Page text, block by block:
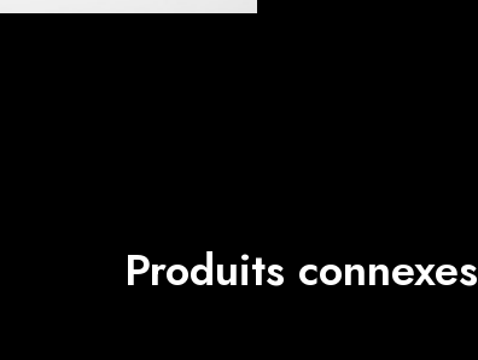
Produits connexes